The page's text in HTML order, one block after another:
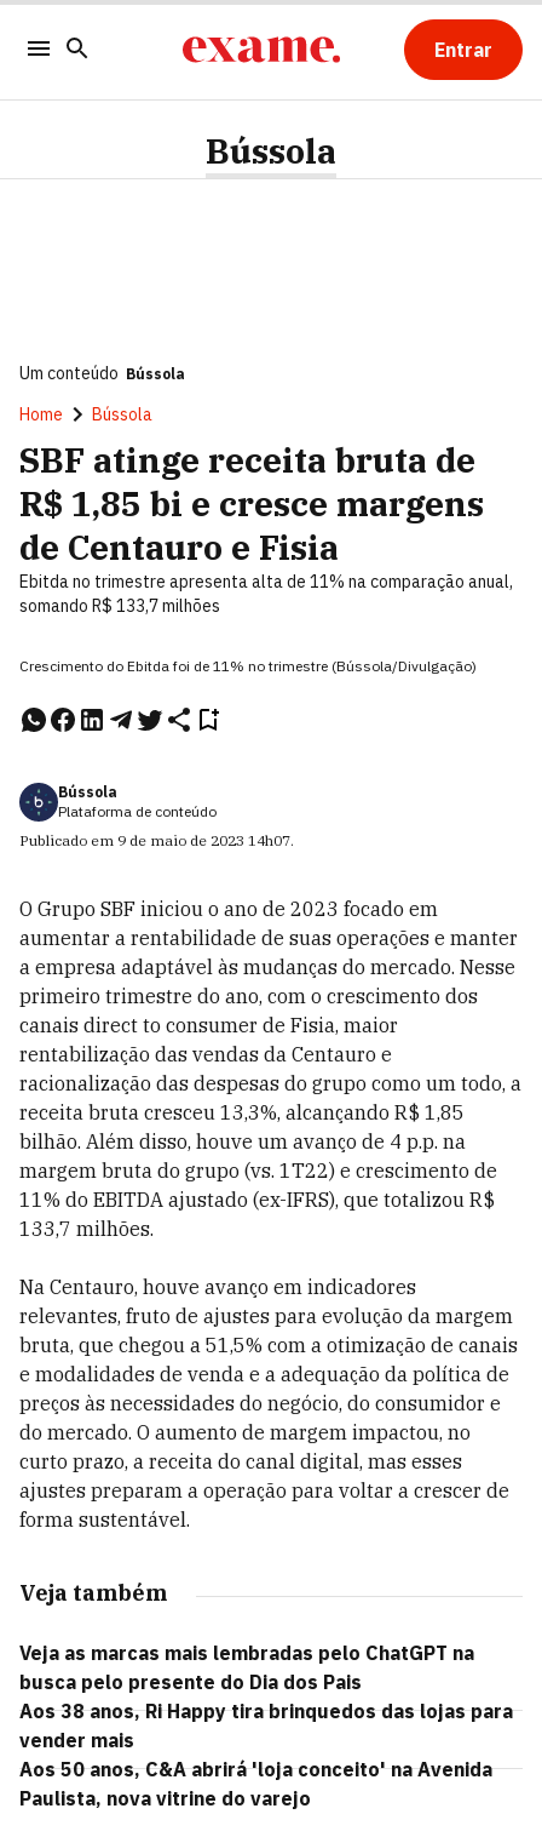
Entrar
Bússola
Um conteúdo Bússola
Home Bússola
SBF atinge receita bruta de
R$ 1,85 bi e cresce margens
de Centauro e Fisia
Ebitda no trimestre apresenta alta de 11% na comparação anual,
somando R$ 133,7 milhões
Crescimento do Ebitda foi de 11% no trimestre (Bússola/Divulgação)
Bússola
Plataforma de conteúdo
Publicado em 9 de maio de 2023 14h07.
O Grupo SBF iniciou o ano de 2023 focado em
aumentar a rentabilidade de suas operações e manter
a empresa adaptável às mudanças do mercado. Nesse
primeiro trimestre do ano, com o crescimento dos
canais direct to consumer de Fisia, maior
rentabilização das vendas da Centauro e
racionalização das despesas do grupo como um todo, a
receita bruta cresceu 13,3%, alcançando R$ 1,85
bilhão. Além disso, houve um avanço de 4 p.p. na
margem bruta do grupo (vs. 1T22) e crescimento de
11% do EBITDA ajustado (ex-IFRS), que totalizou R$
133,7 milhões.
Na Centauro, houve avanço em indicadores
relevantes, fruto de ajustes para evolução da margem
bruta, que chegou a 51,5% com a otimização de canais
e modalidades de venda e a adequação da política de
preços às necessidades do negócio, do consumidor e
do mercado. O aumento de margem impactou, no
curto prazo, a receita do canal digital, mas esses
ajustes preparam a operação para voltar a crescer de
forma sustentável.
Veja também
Veja as marcas mais lembradas pelo ChatGPT na
busca pelo presente do Dia dos Pais
Aos 38 anos, Ri Happy tira brinquedos das lojas para
vender mais
Aos 50 anos, C&A abrirá 'loja conceito' na Avenida
Paulista, nova vitrine do varejo